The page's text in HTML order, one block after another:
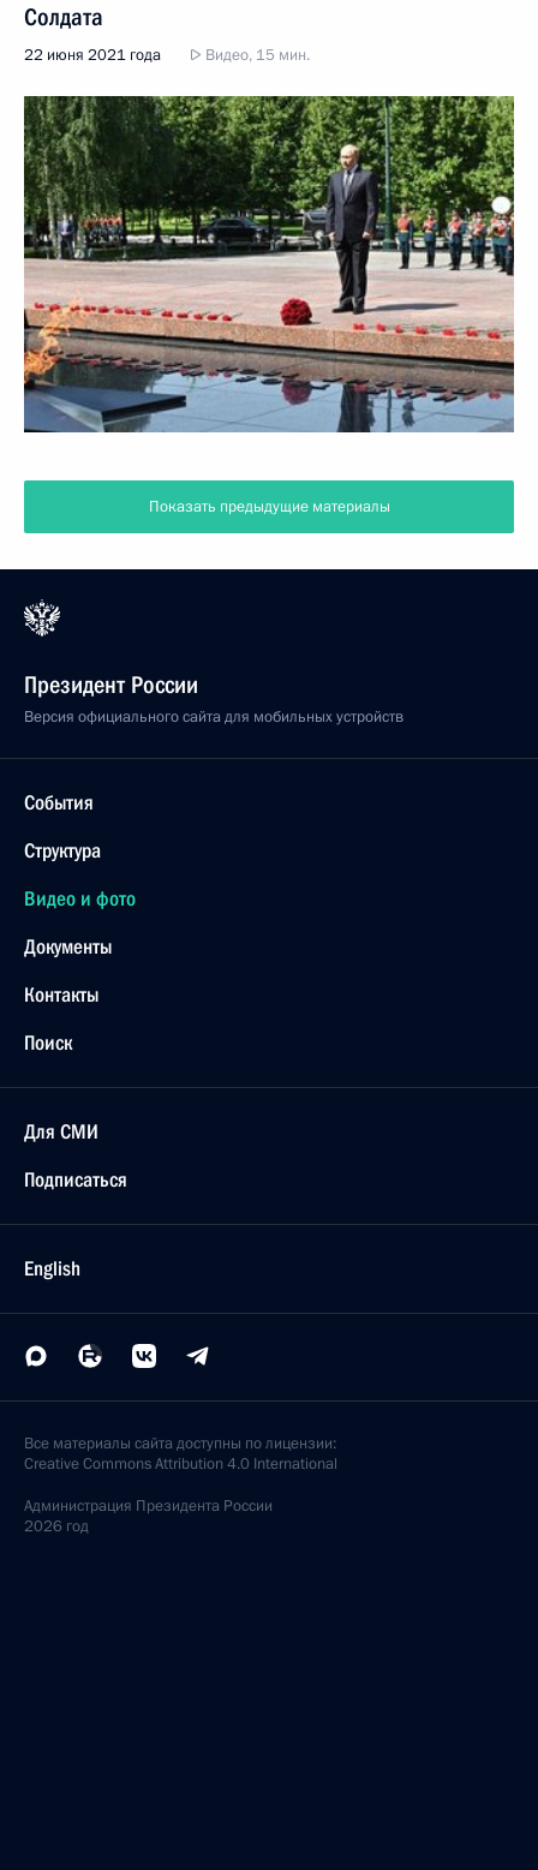
Солдата
22 июня 2021 года Видео, 15 мин.
Показать предыдущие материалы
Президент России
Версия официального сайта для мобильных устройств
События
Структура
Видео и фото
Документы
Контакты
Поиск
Для СМИ
Подписаться
English
Все материалы сайта доступны по лицензии:
Creative Commons Attribution 4.0 International
Администрация Президента России
2026 год